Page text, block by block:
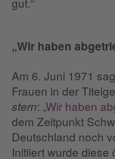
„Wir haben
Am 6. Juni 1971
Frauen in der
stern: „Wir haben
dem Zeitpunkt
Deutschland noch
Initiiert wurde diese